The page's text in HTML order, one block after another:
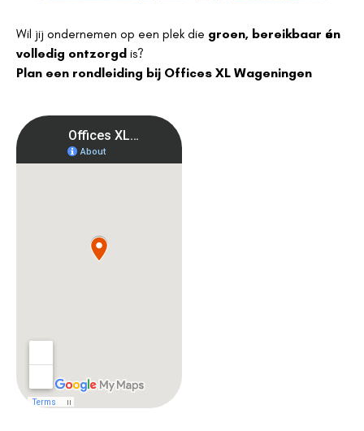
Wil jij ondernemen op een plek die groen, bereikbaar én
volledig ontzorgd is?
Plan een rondleiding bij Offices XL Wageningen